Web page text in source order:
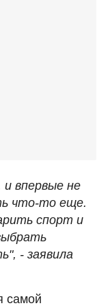
впервые не
что-то еще.
спорт и
- заявила
самой